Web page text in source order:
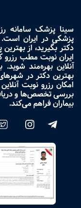
سینا پزشک سامانه
پزشکی در ایران
دکتر بگیرید، از
ایران نوبت مطب رزرو
آنلاین بهره‌مند
بهترین دکتر در
امکان رزرو نوبت
بررسی تخصص‌ها و
بیماران فراهم می‌کند.